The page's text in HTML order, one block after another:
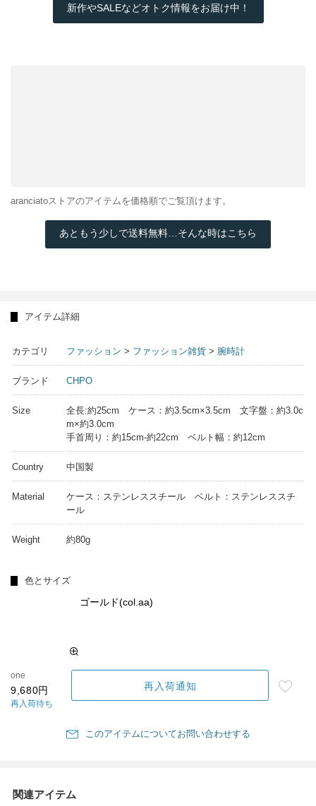
新作やSALEなどオトク情報をお届け中！
aranciatoストアのアイテムを価格順でご覧頂けます。
あともう少しで送料無料…そんな時はこちら
アイテム詳細
カテゴリ ファッション > ファッション雑貨 > 腕時計
ブランド CHPO
Size
全長:約25cm ケース：約3.5cm×3.5cm 文字盤：約3.0c
m×約3.0cm
手首周り：約15cm-約22cm ベルト幅：約12cm
Country 中国製
Material
ケース：ステンレススチール ベルト：ステンレススチ
ール
Weight 約80g
色とサイズ
ゴールド(col.aa)
one
9,680円
再入荷待ち
再入荷通知
このアイテムについてお問い合わせする
関連アイテム